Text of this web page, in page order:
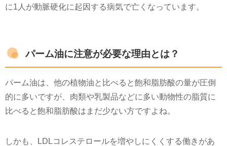
に1人が動脈硬化に起因する病気で亡くなっています。
パーム油に注意が必要な理由とは？
パーム油は、他の植物油と比べると飽和脂肪酸の量が圧倒
的に多いですが、肉類や乳製品などに多い動物性の脂質に
比べると飽和脂肪酸はまだ少ない方ですよね。
しかも、LDLコレステロールを増やしにくくする働きがあ